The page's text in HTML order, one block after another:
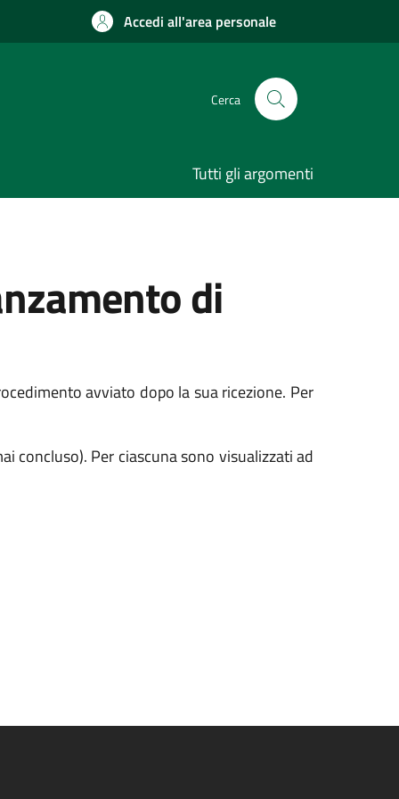
Accedi all'area personale
Cerca
Tutti gli argomenti
di
avviato dopo la sua ricezione. Per
concluso). Per ciascuna sono visualizzati ad